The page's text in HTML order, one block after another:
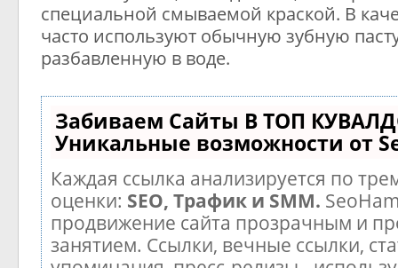
специальной смываемой краской. В
часто используют обычную зубную
разбавленную в воде.
Забиваем Сайты В ТОП
Уникальные возможности от
Каждая ссылка анализируется по
оценки: SEO, Трафик и SMM.
продвижение сайта прозрачным и
занятием. Ссылки, вечные ссылки,